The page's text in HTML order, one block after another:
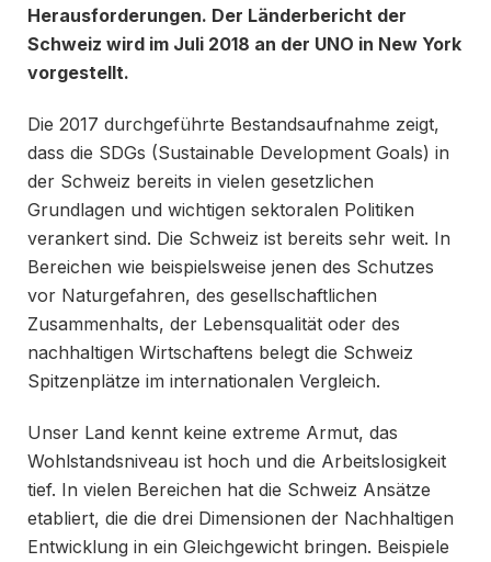
Herausforderungen. Der Länderbericht der
Schweiz wird im Juli 2018 an der UNO in New York
vorgestellt.
Die 2017 durchgeführte Bestandsaufnahme zeigt,
dass die SDGs (Sustainable Development Goals) in
der Schweiz bereits in vielen gesetzlichen
Grundlagen und wichtigen sektoralen Politiken
verankert sind. Die Schweiz ist bereits sehr weit. In
Bereichen wie beispielsweise jenen des Schutzes
vor Naturgefahren, des gesellschaftlichen
Zusammenhalts, der Lebensqualität oder des
nachhaltigen Wirtschaftens belegt die Schweiz
Spitzenplätze im internationalen Vergleich.
Unser Land kennt keine extreme Armut, das
Wohlstandsniveau ist hoch und die Arbeitslosigkeit
tief. In vielen Bereichen hat die Schweiz Ansätze
etabliert, die die drei Dimensionen der Nachhaltigen
Entwicklung in ein Gleichgewicht bringen. Beispiele